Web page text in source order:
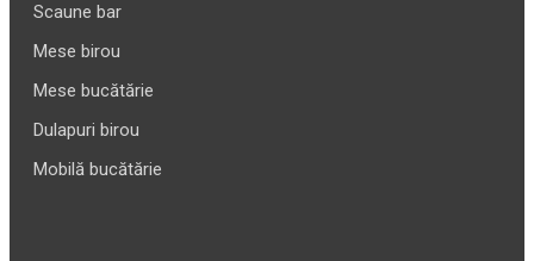
Scaune bar
Mese birou
Mese bucătărie
Dulapuri birou
Mobilă bucătărie